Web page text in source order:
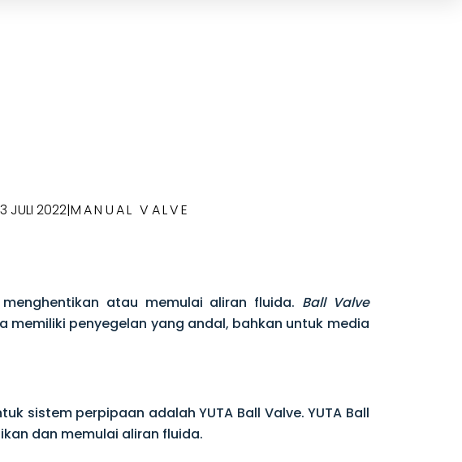
JULI 2022|MANUAL VALVE
atau memulai aliran fluida. Ball Valve
memiliki penyegelan yang andal, bahkan untuk media
sistem perpipaan adalah YUTA Ball Valve. YUTA Ball
dan memulai aliran fluida.